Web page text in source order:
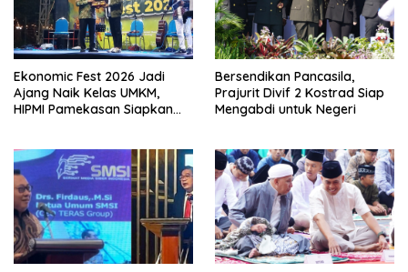
Ekonomic Fest 2026 Jadi
Ajang Naik Kelas UMKM,
HIPMI Pamekasan Siapkan
Bersendikan Pancasila,
Prajurit Divif 2 Kostrad Siap
Mengabdi untuk Negeri